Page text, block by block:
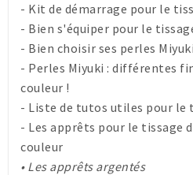
- Kit de démarrage pour le
- Bien s'équiper pour le
- Bien choisir ses perles Miyuki
- Perles Miyuki : différentes
couleur !
- Liste de tutos utiles pour le
- Les apprêts pour le tissage
couleur
• Les apprêts argentés